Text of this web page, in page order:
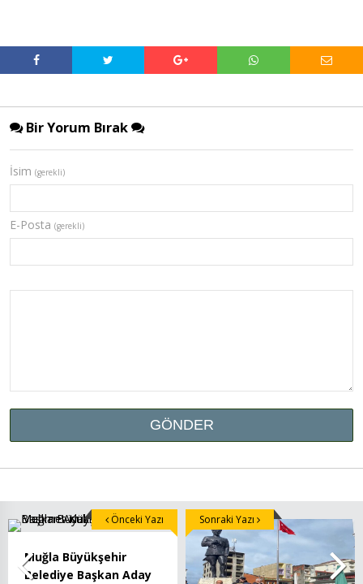
Bir Yorum Bırak
İsim (gerekli)
E-Posta (gerekli)
Muğla Büyükşehir
Belediye Başkan Aday
Önceki Yazı Sonraki Yazı